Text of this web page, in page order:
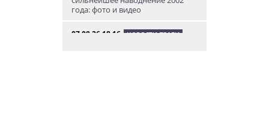
года: фото и видео
07.08.26 18:16 НОВОСТИ ПРАГИ